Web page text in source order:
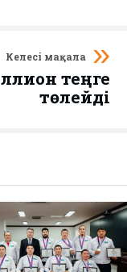
Келесі мақала
теңге
төлейді